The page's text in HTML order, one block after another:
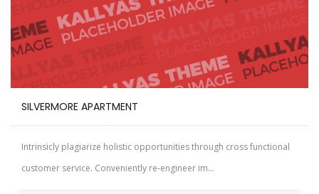
SILVERMORE APARTMENT
Intrinsicly plagiarize holistic opportunities through cross functional
customer service. Conveniently re-engineer im...